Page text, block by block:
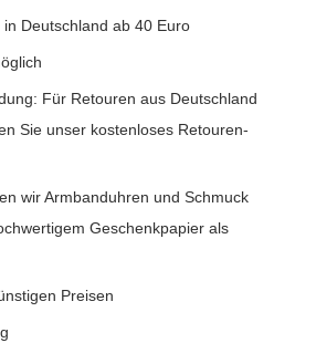
Deutschland ab 40 Euro
Für Retouren aus Deutschland
Sie unser kostenloses Retouren-
wir Armbanduhren und Schmuck
Geschenkpapier als
Preisen